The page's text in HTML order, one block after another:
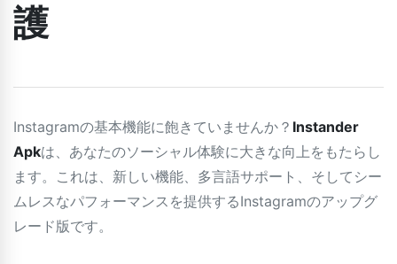
護
Instagramの基本機能に飽きていませんか？ Instander
Apkは、あなたのソーシャル体験に大きな向上をもたらし
ます。これは、新しい機能、多言語サポート、そしてシー
ムレスなパフォーマンスを提供するInstagramのアップグ
レード版です。